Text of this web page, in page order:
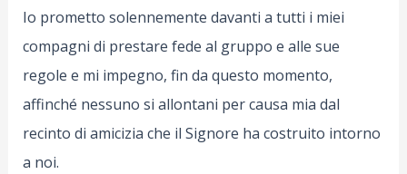
Io prometto solennemente davanti a tutti i miei
compagni di prestare fede al gruppo e alle sue
regole e mi impegno, fin da questo momento,
affinché nessuno si allontani per causa mia dal
recinto di amicizia che il Signore ha costruito intorno
a noi.